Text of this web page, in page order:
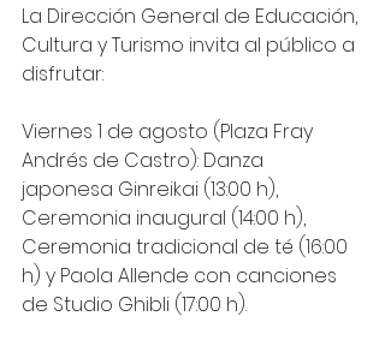
La Dirección General de Educación,
Cultura y Turismo invita al público a
disfrutar:
Viernes 1 de agosto (Plaza Fray
Andrés de Castro): Danza
japonesa Ginreikai (13:00 h),
Ceremonia inaugural (14:00 h),
Ceremonia tradicional de té (16:00
h) y Paola Allende con canciones
de Studio Ghibli (17:00 h).